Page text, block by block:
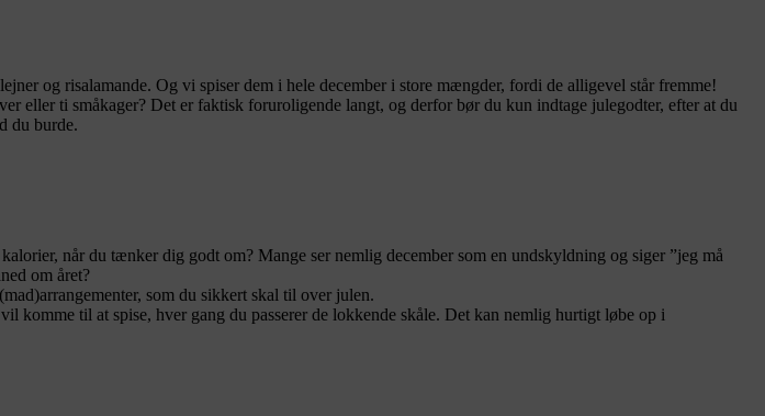
og risalamande. Og vi spiser dem i hele december i store mængder, fordi de alligevel står fremme!
ti småkager? Det er faktisk foruroligende langt, og derfor bør du kun indtage julegodter, efter at du
du burde.
når du tænker dig godt om? Mange ser nemlig december som en undskyldning og siger ”jeg må
om året?
som du sikkert skal til over julen.
komme til at spise, hver gang du passerer de lokkende skåle. Det kan nemlig hurtigt løbe op i